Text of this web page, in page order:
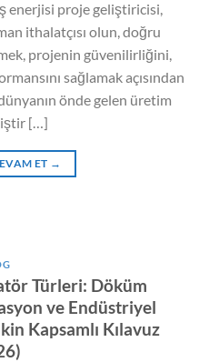
enerjisi proje geliştiricisi,
ithalatçısı olun, doğru
projenin güvenilirliğini,
sağlamak açısından
önde gelen üretim
[…]
ET →
Türleri: Döküm
ve Endüstriyel
Kapsamlı Kılavuz